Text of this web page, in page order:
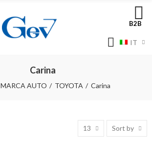
B2B
IT
Carina
MARCA AUTO TOYOTA Carina
13 Sort by